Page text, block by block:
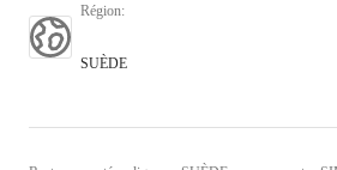
Région:
SUÈDE